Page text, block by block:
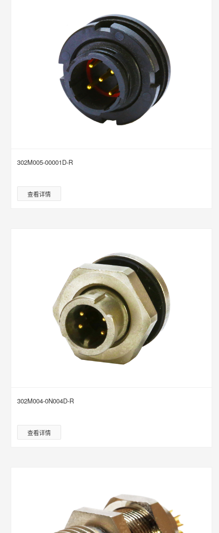
302M005-00001D-R
查看详情
302M004-0N004D-R
查看详情